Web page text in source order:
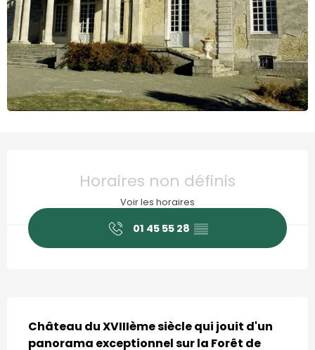
Horaires non définis
Voir les horaires
01 45 55 28 ▒▒
Château du XVIIIème siècle qui jouit d'un
panorama exceptionnel sur la Forêt de